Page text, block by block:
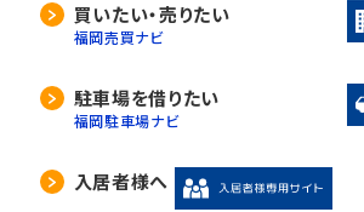
買いたい・売りたい
福岡売買ナビ
駐車場を借りたい
福岡駐車場ナビ
入居者様へ